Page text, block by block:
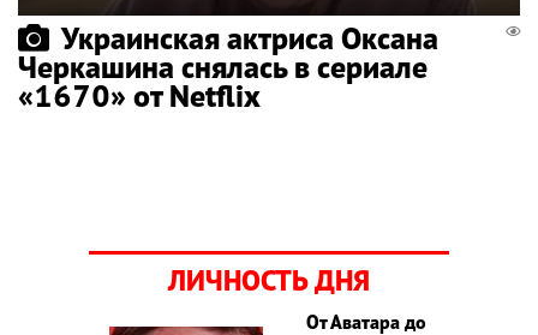
Украинская актриса Оксана
Черкашина снялась в сериале
«1670» от Netflix
ЛИЧНОСТЬ ДНЯ
От Аватара до